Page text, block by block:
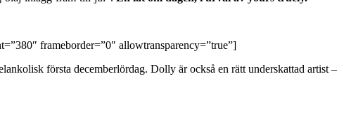
frameborder=”0″ allowtransparency=”true”]
första decemberlördag. Dolly är också en rätt underskattad artist –